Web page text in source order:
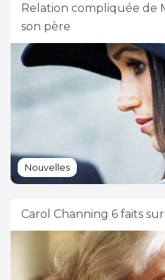
Relation compliquée de
son père
Nouvelles
Carol Channing 6 faits